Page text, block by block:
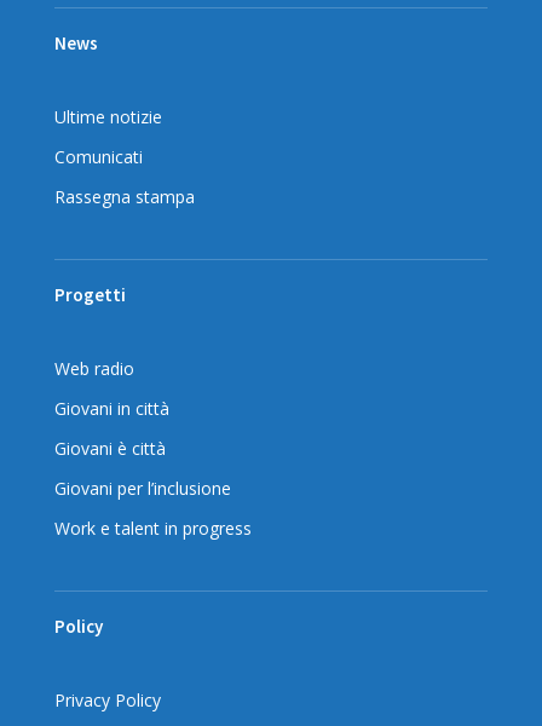
News
Ultime notizie
Comunicati
Rassegna stampa
Progetti
Web radio
Giovani in città
Giovani è città
Giovani per l’inclusione
Work e talent in progress
Policy
Privacy Policy